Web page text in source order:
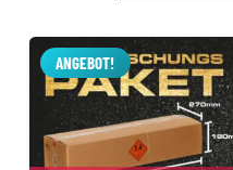
ANGEBOT!